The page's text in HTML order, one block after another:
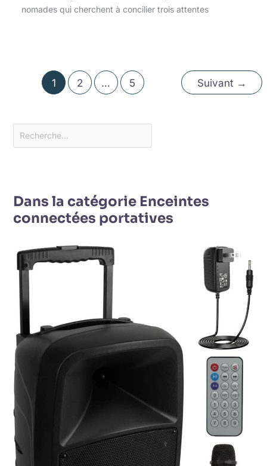
nomades qui cherchent à concilier trois attentes
1 2 … 5 Suivant →
Dans la catégorie Enceintes
connectées portatives